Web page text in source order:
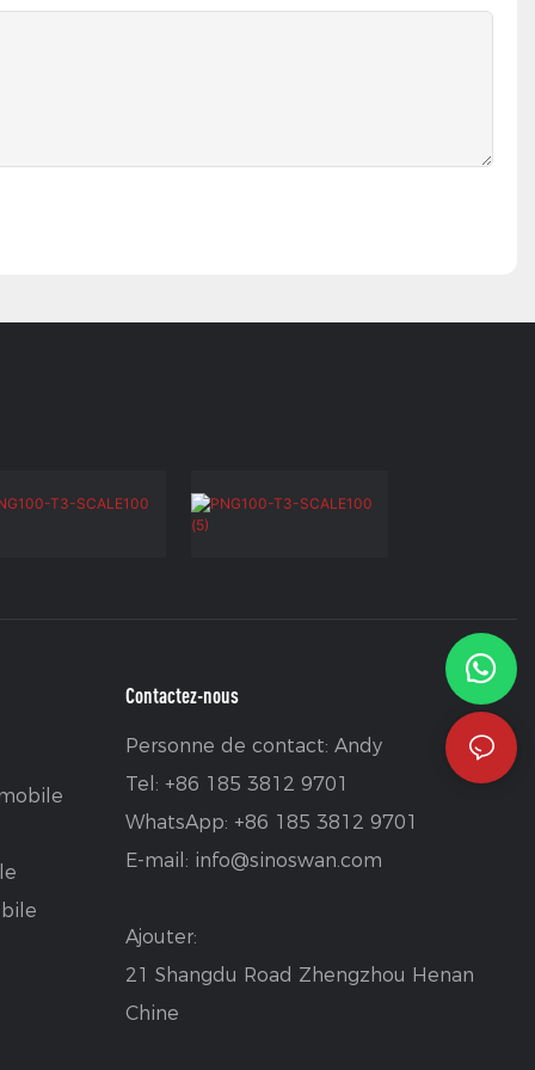
Contactez-nous
Personne de contact: Andy
Tel: +86 185 3812 9701
WhatsApp: +86 185 3812 9701
E-mail: info@sinoswan.com
Ajouter:
21 Shangdu Road Zhengzhou Henan
Chine